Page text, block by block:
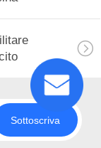
Sottoscriva